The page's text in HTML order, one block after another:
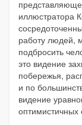
иллюстратора
работу людей,
подбросить
это видение
побережья,
и по
видение